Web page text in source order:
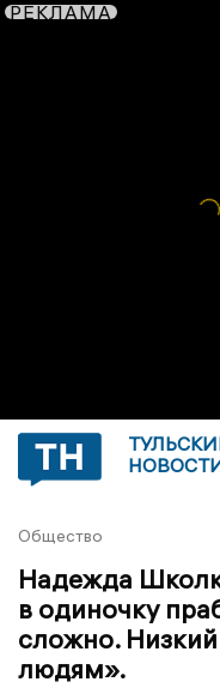
РЕКЛАМА
Общество
Надежда
в одиночку
сложно.
людям».